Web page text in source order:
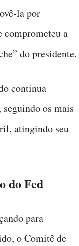
la por
comprometeu a
do presidente.
continua
os mais
atingindo seu
do Fed
para
o Comitê de